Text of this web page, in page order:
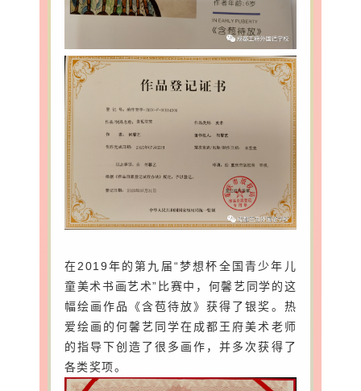
在2019年的第九届“梦想杯全国青少年儿
童美术书画艺术”比赛中， 何馨艺同学的这
幅绘画作品《含苞待放》获得了银奖。热
爱绘画的何馨艺同学在成都王府美术老师
的指导下创造了很多画作，并多次获得了
各类奖项。